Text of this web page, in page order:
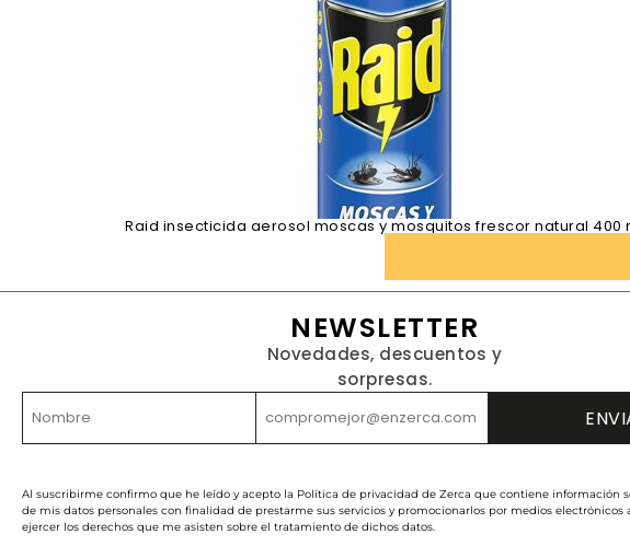
Raid insecticida aerosol moscas y mosquitos frescor natural 400
NEWSLETTER
Novedades, descuentos y
sorpresas.
Al suscribirme confirmo que he leído y acepto la Política de privacidad de Zerca que contiene información
de mis datos personales con finalidad de prestarme sus servicios y promocionarlos por medios electrónicos
ejercer los derechos que me asisten sobre el tratamiento de dichos datos.